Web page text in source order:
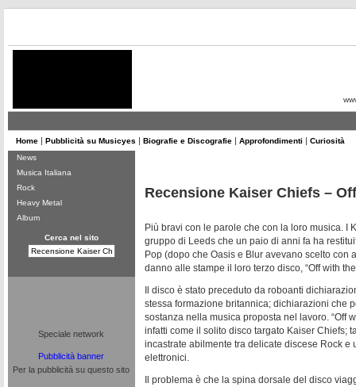
Home | Pubblicità su Musicyes | Biografie e Discografie | Approfondimenti | Curiosità
News
Musica Italiana
Rock
Heavy Metal
Album
Cerca nel sito
Speciale network
Pubblicità banner
Per la pubblicità su questo sito
Recensione Kaiser Chiefs –
Più bravi con le parole che con la loro musica. I
gruppo di Leeds che un paio di anni fa ha
Pop (dopo che Oasis e Blur avevano scelto con
danno alle stampe il loro terzo disco, “Off with
Il disco è stato preceduto da roboanti
stessa formazione britannica; dichiarazioni che
sostanza nella musica proposta nel lavoro. “Off
infatti come il solito disco targato Kaiser Chiefs;
incastrate abilmente tra delicate discese Rock e
elettronici.
Il problema è che la spina dorsale del disco